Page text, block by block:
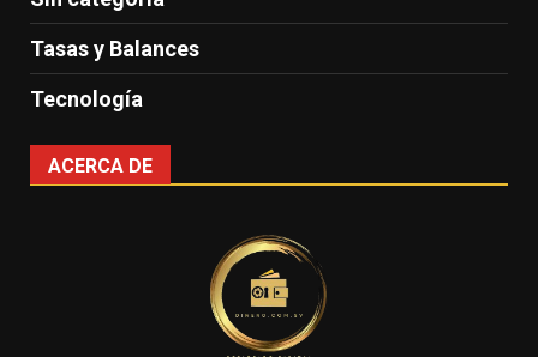
Tasas y Balances
Tecnología
ACERCA DE